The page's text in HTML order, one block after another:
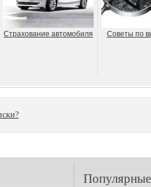
Страхование автомобиля Советы по
Популярные